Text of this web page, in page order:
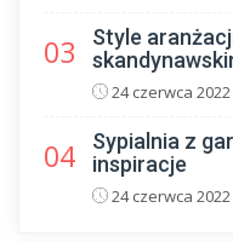
03
Style
24 czerwca 2022
04
Sypialnia z
inspiracje
24 czerwca 2022